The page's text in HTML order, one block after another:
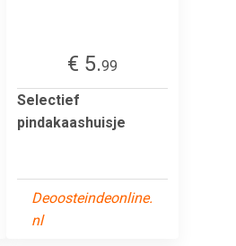
€ 5.99
Selectief
pindakaashuisje
Deoosteindeonline.
nl